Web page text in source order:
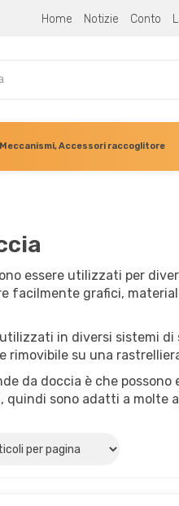
Home Notizie Conto
Meccanismi, Accessori raccoglitore
essere utilizzati per
facilmente grafici,
in diversi sistemi di
rimovibile su una
da doccia è che
sono adatti a molte